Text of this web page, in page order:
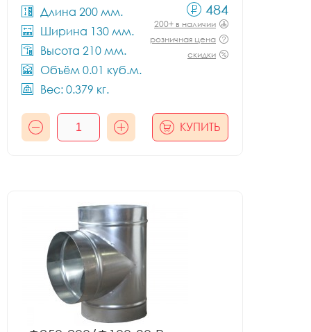
Длина 200 мм.
Ширина 130 мм.
Высота 210 мм.
Объём 0.01 куб.м.
Вес: 0.379 кг.
484
200+ в наличии
розничная цена
скидки
КУПИТЬ